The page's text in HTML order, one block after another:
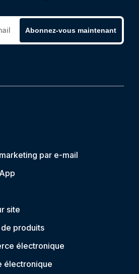
Abonnez-vous maintenant
par e-mail
site
produits
électronique
électronique